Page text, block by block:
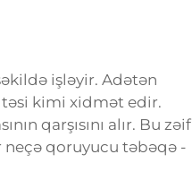
işləyir. Adətən
kimi xidmət edir.
qarşısını alır. Bu zəif
qoruyucu təbəqə -